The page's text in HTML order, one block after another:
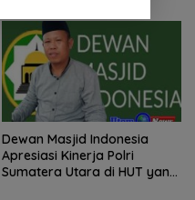
Dewan Masjid Indonesia
Apresiasi Kinerja Polri
Sumatera Utara di HUT yang